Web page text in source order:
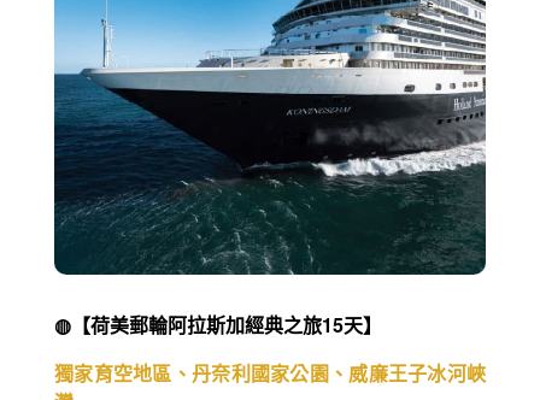
◍【荷美郵輪阿拉斯加經典之旅15天】
獨家育空地區、丹奈利國家公園、威廉王子冰河峽